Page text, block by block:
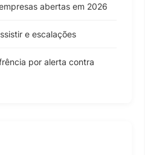
abertas em 2026
e escalações
por alerta contra